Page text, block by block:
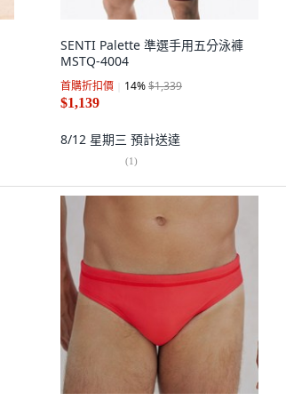
SENTI Palette 準選手用五分泳褲
MSTQ-4004
首購折扣價 14%$1,339
$1,139
8/12 星期三 預計送達
(1)